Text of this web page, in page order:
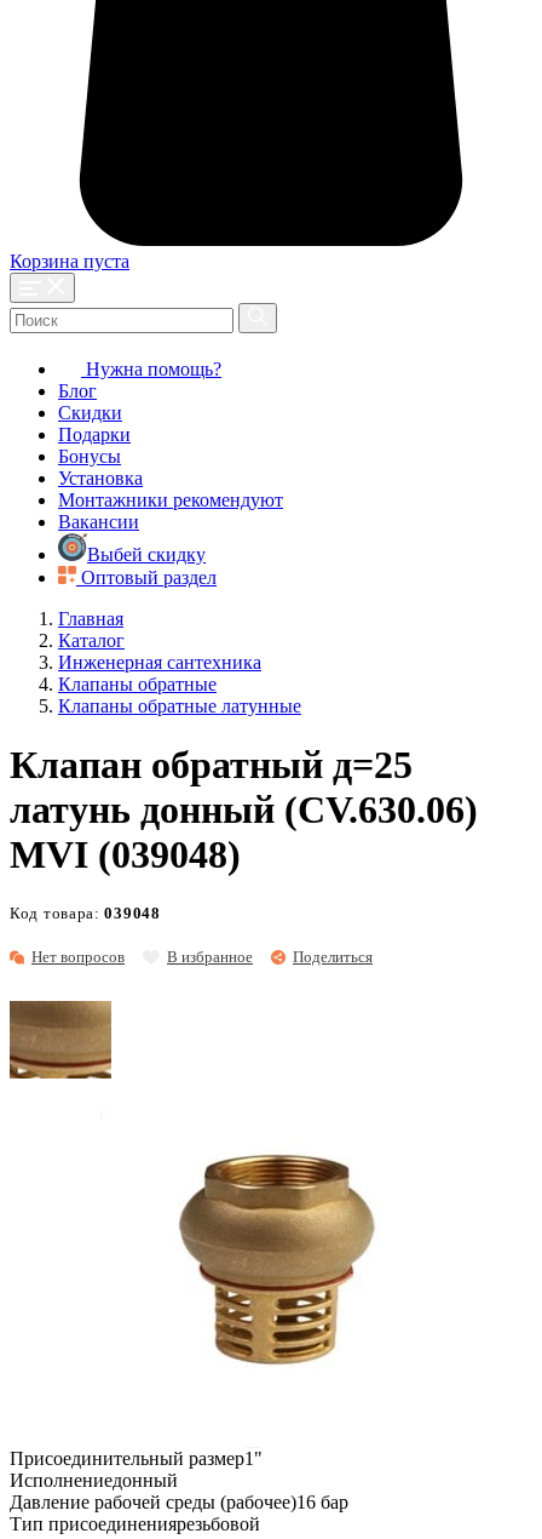
Корзина пуста
Нужна помощь?
Блог
Скидки
Подарки
Бонусы
Установка
Монтажники рекомендуют
Вакансии
Выбей скидку
Оптовый раздел
Главная
Каталог
Инженерная сантехника
Клапаны обратные
Клапаны обратные латунные
Клапан обратный д=25
латунь донный (CV.630.06)
MVI (039048)
Нет вопросов В избранное Поделиться
Код товара:039048
Присоединительный размер1"
Исполнениедонный
Давление рабочей среды (рабочее)16 бар
Тип присоединениярезьбовой